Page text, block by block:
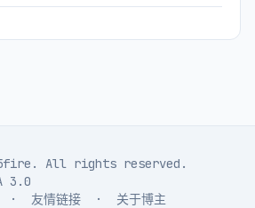
All rights reserved.
3.0
· 友情链接 · 关于博主